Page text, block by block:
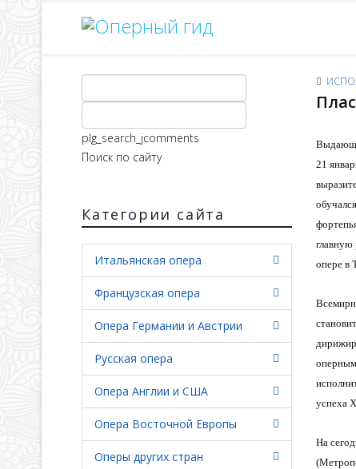
plg_search_jcomments
Поиск по сайту
Категории сайта
Итальянская опера
Французская опера
Опера Германии и Австрии
Русская опера
Опера Англии и США
Опера Восточной Европы
Оперы других стран
21
главную
опере в
оперным
успеха
На